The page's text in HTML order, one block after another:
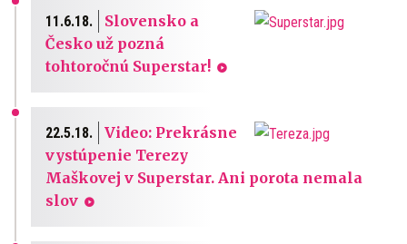
11.6.18.
Slovensko a
Česko už pozná
tohtoročnú Superstar!
22.5.18.
Video: Prekrásne
vystúpenie Terezy
Maškovej v Superstar. Ani porota nemala
slov